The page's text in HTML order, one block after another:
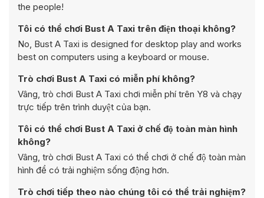
the people!
Tôi có thể chơi Bust A Taxi trên điện thoại không?
No, Bust A Taxi is designed for desktop play and works
best on computers using a keyboard or mouse.
Trò chơi Bust A Taxi có miễn phí không?
Vâng, trò chơi Bust A Taxi chơi miễn phí trên Y8 và chạy
trực tiếp trên trình duyệt của bạn.
Tôi có thể chơi Bust A Taxi ở chế độ toàn màn hình
không?
Vâng, trò chơi Bust A Taxi có thể chơi ở chế độ toàn màn
hình để có trải nghiệm sống động hơn.
Trò chơi tiếp theo nào chúng tôi có thể trải nghiệm?